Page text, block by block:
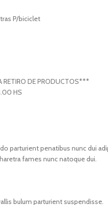
P/biciclet
RETIRO DE PRODUCTOS***
HS
parturient penatibus nunc dui
fames nunc natoque dui.
bulum parturient suspendisse.